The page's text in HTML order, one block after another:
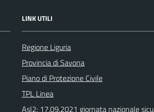
LINK UTILI
Regione Liguria
Provincia di Savona
Piano di Protezione Civile
TPL Linea
Asl2: 17.09.2021 giornata nazionale sicu